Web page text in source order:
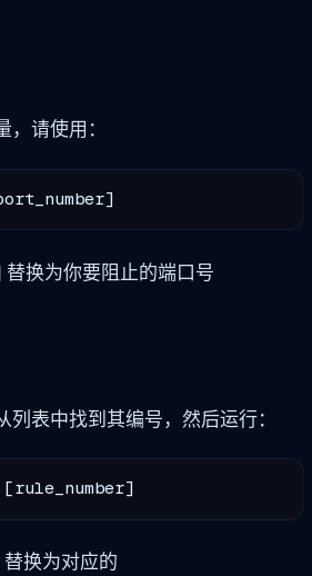
请使用：
替换为你要阻止的端口号
表中找到其编号，然后运行：
替换为对应的